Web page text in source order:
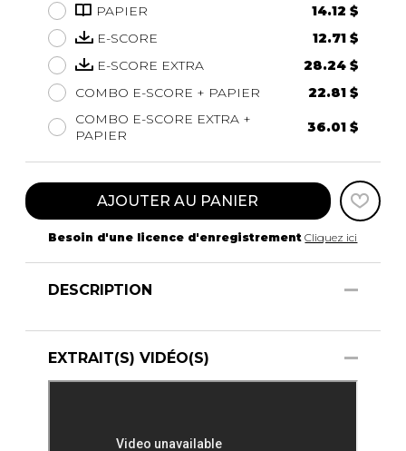
PAPIER
14.12 $
E-SCORE
12.71 $
E-SCORE EXTRA
28.24 $
COMBO E-SCORE + PAPIER
22.81 $
COMBO E-SCORE EXTRA +
PAPIER
36.01 $
AJOUTER AU PANIER
Besoin d'une licence d'enregistrement Cliquez ici
DESCRIPTION
EXTRAIT(S) VIDÉO(S)